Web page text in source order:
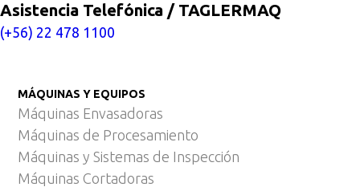
Asistencia Telefónica / TAGLERMAQ
(+56) 22 478 1100
MÁQUINAS Y EQUIPOS
Máquinas Envasadoras
Máquinas de Procesamiento
Máquinas y Sistemas de Inspección
Máquinas Cortadoras